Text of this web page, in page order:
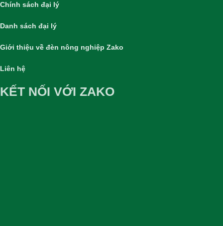
Chính sách đại lý
Danh sách đại lý
Giới thiệu về đèn nông nghiệp Zako
Liên hệ
KẾT NỐI VỚI ZAKO